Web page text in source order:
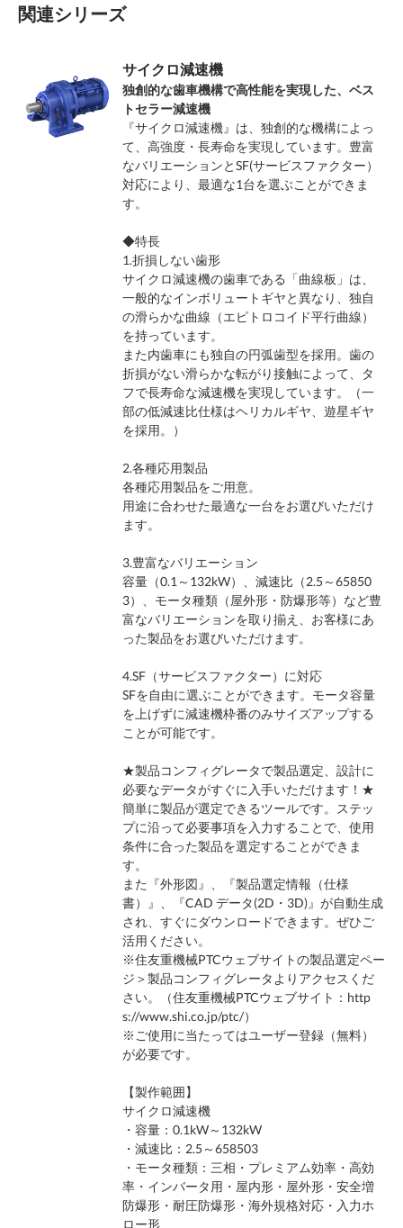
関連シリーズ
サイクロ減速機
独創的な歯車機構で高性能を実現した、ベス
トセラー減速機
『サイクロ減速機』は、独創的な機構によっ
て、高強度・長寿命を実現しています。豊富
なバリエーションとSF(サービスファクター）
対応により、最適な1台を選ぶことができま
す。
◆特長
1.折損しない歯形
サイクロ減速機の歯車である「曲線板」は、
一般的なインボリュートギヤと異なり、独自
の滑らかな曲線（エピトロコイド平行曲線）
を持っています。
また内歯車にも独自の円弧歯型を採用。歯の
折損がない滑らかな転がり接触によって、タ
フで長寿命な減速機を実現しています。（一
部の低減速比仕様はヘリカルギヤ、遊星ギヤ
を採用。）
2.各種応用製品
各種応用製品をご用意。
用途に合わせた最適な一台をお選びいただけ
ます。
3.豊富なバリエーション
容量（0.1～132kW）、減速比（2.5～65850
3）、モータ種類（屋外形・防爆形等）など豊
富なバリエーションを取り揃え、お客様にあ
った製品をお選びいただけます。
4.SF（サービスファクター）に対応
SFを自由に選ぶことができます。モータ容量
を上げずに減速機枠番のみサイズアップする
ことが可能です。
★製品コンフィグレータで製品選定、設計に
必要なデータがすぐに入手いただけます！★
簡単に製品が選定できるツールです。ステッ
プに沿って必要事項を入力することで、使用
条件に合った製品を選定することができま
す。
また『外形図』、『製品選定情報（仕様
書）』、『CAD データ(2D・3D)』が自動生成
され、すぐにダウンロードできます。ぜひご
活用ください。
※住友重機械PTCウェブサイトの製品選定ペー
ジ＞製品コンフィグレータよりアクセスくだ
さい。（住友重機械PTCウェブサイト：http
s://www.shi.co.jp/ptc/）
※ご使用に当たってはユーザー登録（無料）
が必要です。
【製作範囲】
サイクロ減速機
・容量：0.1kW～132kW
・減速比：2.5～658503
・モータ種類：三相・プレミアム効率・高効
率・インバータ用・屋内形・屋外形・安全増
防爆形・耐圧防爆形・海外規格対応・入力ホ
ロー形